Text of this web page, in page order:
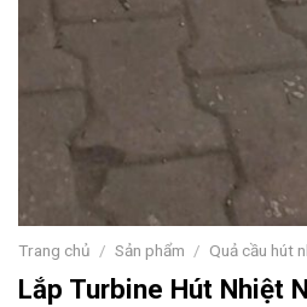
Trang chủ / Sản phẩm / Quả cầu hút
Lắp Turbine Hút Nhiệt